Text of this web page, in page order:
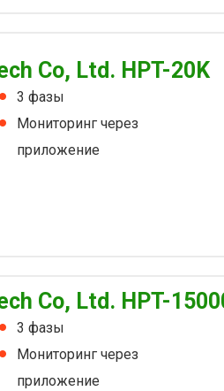
Co, Ltd. HPT-20K
3 фазы
Мониторинг через
приложение
Co, Ltd. HPT-
3 фазы
Мониторинг через
приложение